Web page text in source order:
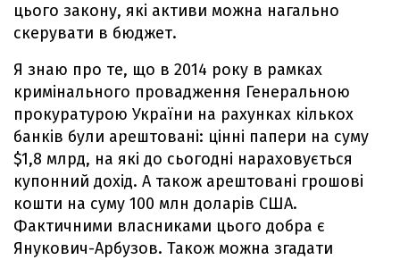
цього закону, які активи можна нагально
скерувати в бюджет.
Я знаю про те, що в 2014 року в рамках
кримінального провадження Генеральною
прокуратурою України на рахунках кількох
банків були арештовані: цінні папери на суму
$1,8 млрд, на які до сьогодні нараховується
купонний дохід. А також арештовані грошові
кошти на суму 100 млн доларів США.
Фактичними власниками цього добра є
Янукович-Арбузов. Також можна згадати